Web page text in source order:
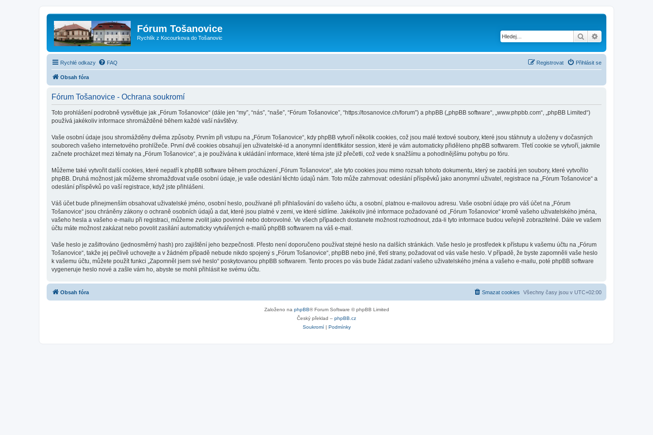
Fórum Tošanovice
Rychlík z Kocourkova do Tošanovic Hledat
Rychlé odkazy FAQ Přihlásit se
Registrovat
Obsah fóra
Fórum Tošanovice - Ochrana soukromí
Toto prohlášení podrobně vysvětluje jak „Fórum Tošanovice“ (dále jen “my”, “nás”, “naše”, “Fórum Tošanovice”, “https://tosanovice.ch/forum”) a phpBB („phpBB software“, „www.phpbb.com“, „phpBB Limited“)
používá jakékoliv informace shromážděné během každé vaší návštěvy.
Vaše osobní údaje jsou shromážděny dvěma způsoby. Prvním při vstupu na „Fórum Tošanovice“, kdy phpBB vytvoří několik cookies, což jsou malé textové soubory, které jsou stáhnuty a uloženy v dočasných
souborech vašeho internetového prohlížeče. První dvě cookies obsahují jen uživatelské-id a anonymní identifikátor session, které je vám automaticky přiděleno phpBB softwarem. Třetí cookie se vytvoří, jakmile
začnete procházet mezi tématy na „Fórum Tošanovice“, a je používána k ukládání informace, které téma jste již přečetli, což vede k snažšímu a pohodlnějšímu pohybu po fóru.
Můžeme také vytvořit další cookies, které nepatří k phpBB software během procházení „Fórum Tošanovice“, ale tyto cookies jsou mimo rozsah tohoto dokumentu, který se zaobírá jen soubory, které vytvořilo
phpBB. Druhá možnost jak můžeme shromažďovat vaše osobní údaje, je vaše odeslání těchto údajů nám. Toto může zahrnovat: odeslání příspěvků jako anonymní uživatel, registrace na „Fórum Tošanovice“ a
odeslání příspěvků po vaší registrace, když jste přihlášeni.
Váš účet bude přinejmenším obsahovat uživatelské jméno, osobní heslo, používané při přihlašování do vašeho účtu, a osobní, platnou e-mailovou adresu. Vaše osobní údaje pro váš účet na „Fórum
Tošanovice“ jsou chráněny zákony o ochraně osobních údajů a dat, které jsou platné v zemi, ve které sídlíme. Jakékoliv jiné informace požadované od „Fórum Tošanovice“ kromě vašeho uživatelského jména,
vašeho hesla a vašeho e-mailu při registraci, můžeme zvolit jako povinné nebo dobrovolné. Ve všech případech dostanete možnost rozhodnout, zda-li tyto informace budou veřejně zobrazitelné. Dále ve vašem
účtu máte možnost zakázat nebo povolit zasílání automaticky vytvářených e-mailů phpBB softwarem na váš e-mail.
Vaše heslo je zašifrováno (jednosměrný hash) pro zajištění jeho bezpečnosti. Přesto není doporučeno používat stejné heslo na dalších stránkách. Vaše heslo je prostředek k přístupu k vašemu účtu na „Fórum
Tošanovice“, takže jej pečlivě uchovejte a v žádném případě nebude nikdo spojený s „Fórum Tošanovice“, phpBB nebo jiné, třetí strany, požadovat od vás vaše heslo. V případě, že byste zapomněli vaše heslo
k vašemu účtu, můžete použít funkci „Zapomněl jsem své heslo“ poskytovanou phpBB softwarem. Tento proces po vás bude žádat zadaní vašeho uživatelského jména a vašeho e-mailu, poté phpBB software
vygeneruje heslo nové a zašle vám ho, abyste se mohli přihlásit ke svému účtu.
Obsah fóra Všechny časy jsou v UTC+02:00
Smazat cookies
Založeno na phpBB® Forum Software © phpBB Limited
Český překlad – phpBB.cz
Soukromí| Podmínky